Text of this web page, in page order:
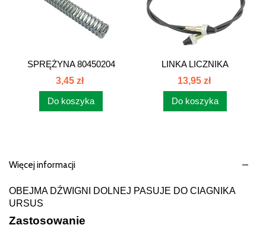
SPRĘŻYNA 80450204
3,45 zł
Do koszyka
LINKA LICZNIKA
MOTOGODZIN 4 CYL....
13,95 zł
Do koszyka
Więcej informacji
OBEJMA DŹWIGNI DOLNEJ PASUJE DO CIAGNIKA
URSUS
Zastosowanie